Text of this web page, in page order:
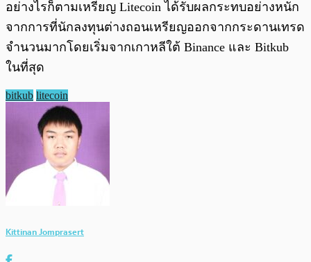
อย่างไรก็ตามเหรียญ Litecoin ได้รับผลกระทบอย่างหนัก
จากการที่นักลงทุนต่างถอนเหรียญออกจากกระดานเทรด
จำนวนมากโดยเริ่มจากเกาหลีใต้ Binance และ Bitkub
ในที่สุด
bitkub litecoin
Kittinan Jomprasert